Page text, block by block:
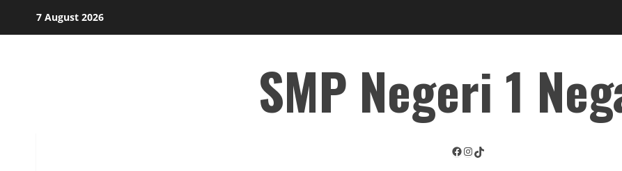
7 August 2026
SMP Negeri 1
Facebook
Instagram
TikTok